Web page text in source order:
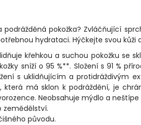
pokožka? Zvláčňující
hydrataci. Hýčkejte svou
křehkou a suchou pokožku se
sníží o 95 %**. Složení s 91 %
s uklidňujícím a protidráždivým
která má sklon k podráždění, je
Neobsahuje mýdlo a
zemědělství.
původu.